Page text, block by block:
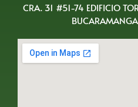
CRA. 31 #51-74 EDIFICIO